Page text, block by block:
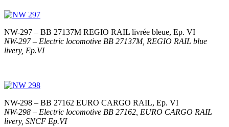
NW-297 – BB 27137M REGIO RAIL livrée bleue, Ep. VI
NW-297 – Electric locomotive BB 27137M, REGIO RAIL blue
livery, Ep.VI
NW-298 – BB 27162 EURO CARGO RAIL, Ep. VI
NW-298 – Electric locomotive BB 27162, EURO CARGO RAIL
livery, SNCF Ep.VI